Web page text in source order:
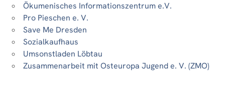
Ökumenisches Informationszentrum e.V.
Pro Pieschen e. V.
Save Me Dresden
Sozialkaufhaus
Umsonstladen Löbtau
Zusammenarbeit mit Osteuropa Jugend e. V. (ZMO)